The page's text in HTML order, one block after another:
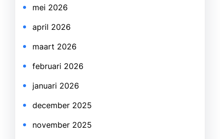
mei 2026
april 2026
maart 2026
februari 2026
januari 2026
december 2025
november 2025